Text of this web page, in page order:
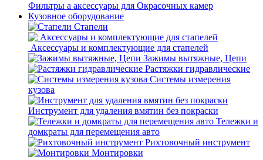
Фильтры а аксессуары для Окрасочных камер
Кузовное оборудование
Стапели
Аксессуары и комплектующие для стапелей
Зажимы вытяжные, Цепи
Растяжки гидравлические
Системы измерения
кузова
Инструмент для удаления вмятин без покраски
Тележки и
домкраты для перемещения авто
Рихтовочный инструмент
Монтировки